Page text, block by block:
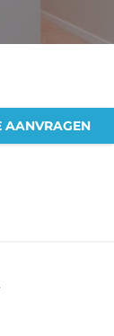
AANVRAGEN